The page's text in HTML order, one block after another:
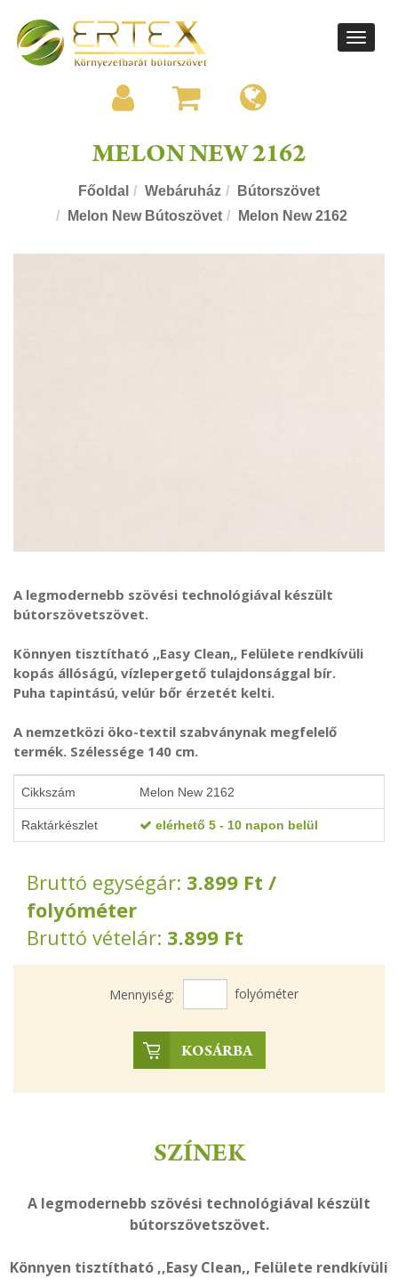
Toggle
MELON NEW 2162
Főoldal Webáruház
Bútorszövet
Melon New Bútoszövet
Melon New 2162
A legmodernebb szövési technológiával készült
bútorszövetszövet.
Könnyen tisztítható ,,Easy Clean,, Felülete rendkívüli
kopás állóságú, vízlepergető tulajdonsággal bír.
Puha tapintású, velúr bőr érzetét kelti.
A nemzetközi öko-textil szabványnak megfelelő
termék. Szélessége 140 cm.
Cikkszám Melon New 2162
Raktárkészlet elérhető 5 - 10 napon belül
Bruttó egységár: 3.899 Ft /
folyóméter
Bruttó vételár: 3.899 Ft
Mennyiség: folyóméter
KOSÁRBA
SZÍNEK
A legmodernebb szövési technológiával készült
bútorszövetszövet.
Könnyen tisztítható ,,Easy Clean,, Felülete rendkívüli